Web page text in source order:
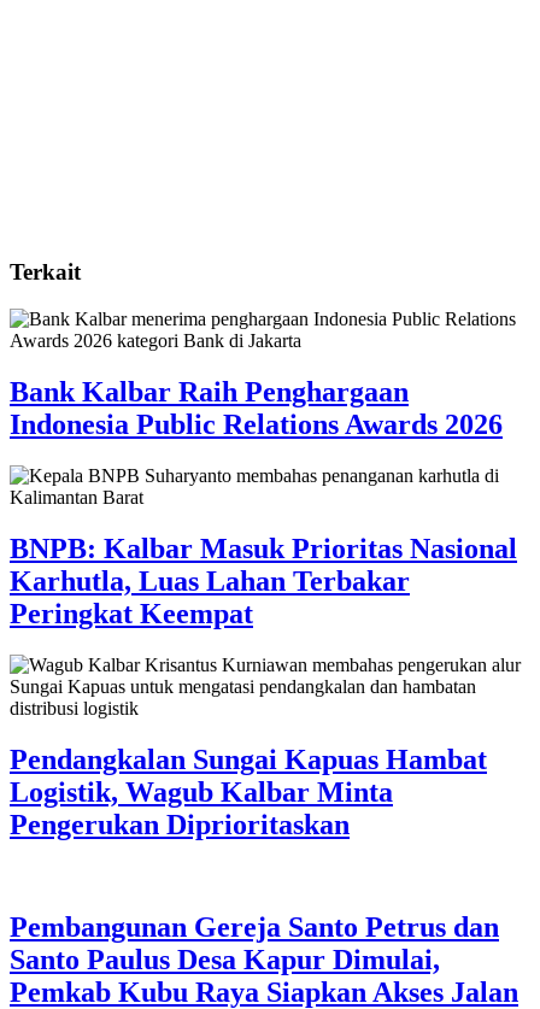
Terkait
Bank Kalbar Raih Penghargaan
Indonesia Public Relations Awards 2026
BNPB: Kalbar Masuk Prioritas Nasional
Karhutla, Luas Lahan Terbakar
Peringkat Keempat
Pendangkalan Sungai Kapuas Hambat
Logistik, Wagub Kalbar Minta
Pengerukan Diprioritaskan
Pembangunan Gereja Santo Petrus dan
Santo Paulus Desa Kapur Dimulai,
Pemkab Kubu Raya Siapkan Akses Jalan